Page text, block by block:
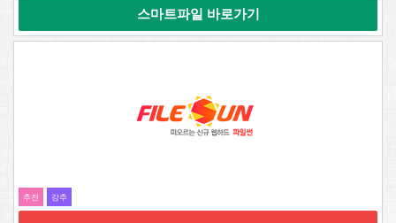
스마트파일 바로가기
추전 강추